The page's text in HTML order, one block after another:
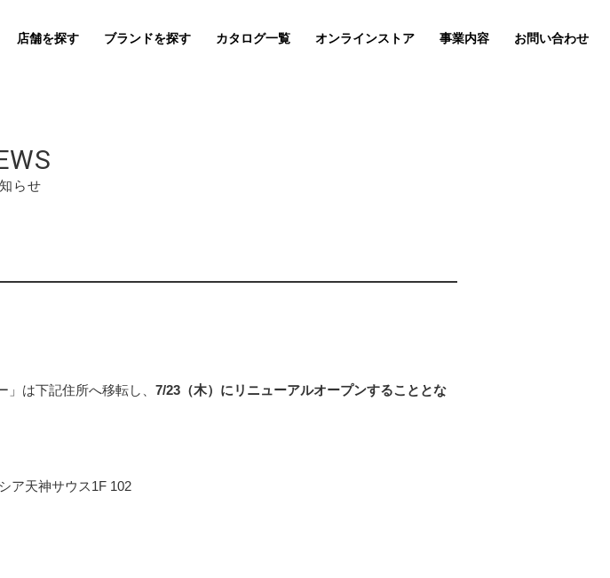
店舗を探す ブランドを探す カタログ一覧 オンラインストア 事業内容 お問い合わせ
らせ
は下記住所へ移転し、 7/23（木）にリニューアルオープンすることとな
ア天神サウス1F 102